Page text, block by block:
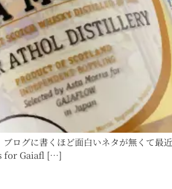
ログに書くほど面白いネタが無くて最
for Gaiafl […]